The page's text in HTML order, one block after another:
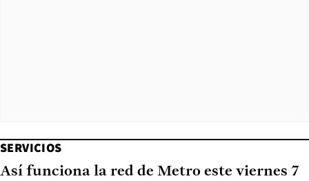
SERVICIOS
Así funciona la red de Metro este viernes 7